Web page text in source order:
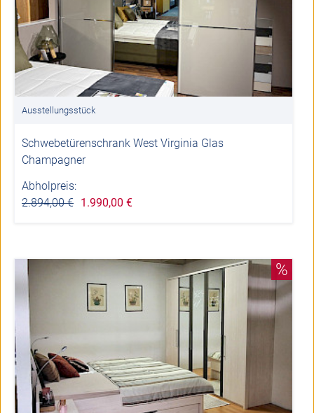
Ausstellungsstück
Schwebetürenschrank West Virginia Glas
Champagner
Abholpreis:
2.894,00 € 1.990,00 €
%